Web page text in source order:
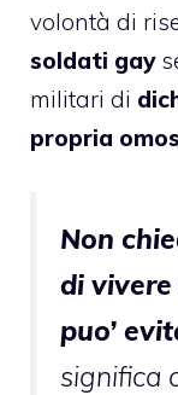
volontà di
soldati gay
militari di
propria
Non
di vivere
puo’
significa